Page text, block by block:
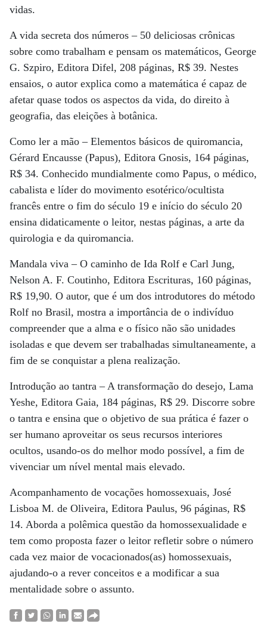
vidas.
A vida secreta dos números – 50 deliciosas crônicas
sobre como trabalham e pensam os matemáticos, George
G. Szpiro, Editora Difel, 208 páginas, R$ 39. Nestes
ensaios, o autor explica como a matemática é capaz de
afetar quase todos os aspectos da vida, do direito à
geografia, das eleições à botânica.
Como ler a mão – Elementos básicos de quiromancia,
Gérard Encausse (Papus), Editora Gnosis, 164 páginas,
R$ 34. Conhecido mundialmente como Papus, o médico,
cabalista e líder do movimento esotérico/ocultista
francês entre o fim do século 19 e início do século 20
ensina didaticamente o leitor, nestas páginas, a arte da
quirologia e da quiromancia.
Mandala viva – O caminho de Ida Rolf e Carl Jung,
Nelson A. F. Coutinho, Editora Escrituras, 160 páginas,
R$ 19,90. O autor, que é um dos introdutores do método
Rolf no Brasil, mostra a importância de o indivíduo
compreender que a alma e o físico não são unidades
isoladas e que devem ser trabalhadas simultaneamente, a
fim de se conquistar a plena realização.
Introdução ao tantra – A transformação do desejo, Lama
Yeshe, Editora Gaia, 184 páginas, R$ 29. Discorre sobre
o tantra e ensina que o objetivo de sua prática é fazer o
ser humano aproveitar os seus recursos interiores
ocultos, usando-os do melhor modo possível, a fim de
vivenciar um nível mental mais elevado.
Acompanhamento de vocações homossexuais, José
Lisboa M. de Oliveira, Editora Paulus, 96 páginas, R$
14. Aborda a polêmica questão da homossexualidade e
tem como proposta fazer o leitor refletir sobre o número
cada vez maior de vocacionados(as) homossexuais,
ajudando-o a rever conceitos e a modificar a sua
mentalidade sobre o assunto.